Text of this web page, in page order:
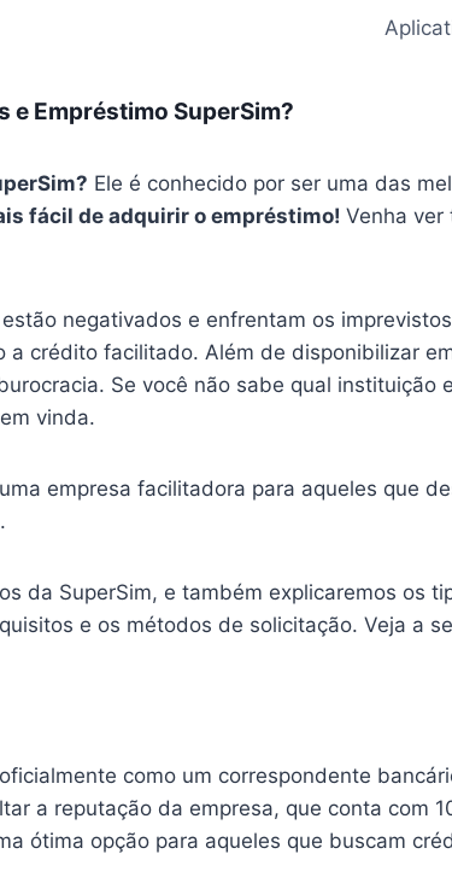
Empréstimo SuperSim?
Ele é conhecido por ser uma das
fácil de adquirir o empréstimo! Venha ver
negativados e enfrentam os
crédito facilitado. Além de disponibilizar
Se você não sabe qual
vinda.
empresa facilitadora para aqueles que
da SuperSim, e também explicaremos os
e os métodos de solicitação. Veja a
como um correspondente
a reputação da empresa, que conta com
ótima opção para aqueles que buscam